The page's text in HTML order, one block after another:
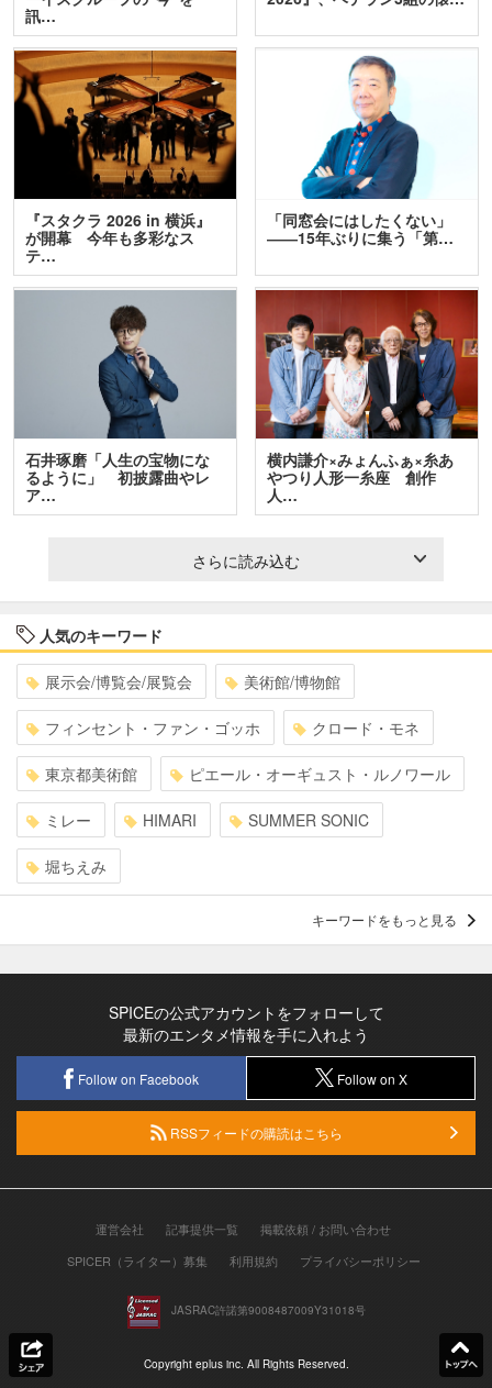
訊…
『スタクラ 2026 in 横浜』
が開幕 今年も多彩なス
テ…
「同窓会にはしたくない」
――15年ぶりに集う「第…
石井琢磨「人生の宝物にな
るように」 初披露曲やレ
ア…
横内謙介×みょんふぁ×糸あ
やつり人形一糸座 創作
人…
さらに読み込む
人気のキーワード
展示会/博覧会/展覧会 美術館/博物館
フィンセント・ファン・ゴッホ クロード・モネ
東京都美術館 ピエール・オーギュスト・ルノワール
ミレー HIMARI SUMMER SONIC
堀ちえみ
キーワードをもっと見る
SPICEの公式アカウントをフォローして
最新のエンタメ情報を手に入れよう
Follow on Facebook Follow on X
RSSフィードの購読はこちら
運営会社 記事提供一覧
掲載依頼 / お問い合わせ
SPICER（ライター）募集
利用規約 プライバシーポリシー
JASRAC許諾第9008487009Y31018号
Copyright eplus inc. All Rights Reserved.